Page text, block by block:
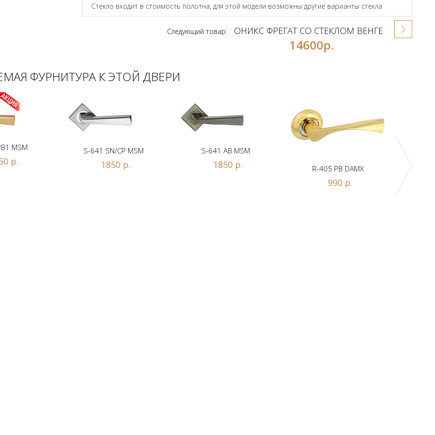
Стекло входит в стоимость полотна, для этой модели возможны другие варианты стекла
Следующий товар: ОНИКС ФРЕГАТ СО СТЕКЛОМ ВЕНГЕ
14600р.
ФУРНИТУРА К ЭТОЙ ДВЕРИ
MSM
р.
S-641 SN/CP MSM
1850 р.
S-641 AB MSM
1850 р. R-405 PB DAMX
990 р.